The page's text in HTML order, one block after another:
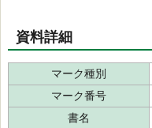
資料詳細
マーク種別
マーク番号
書名